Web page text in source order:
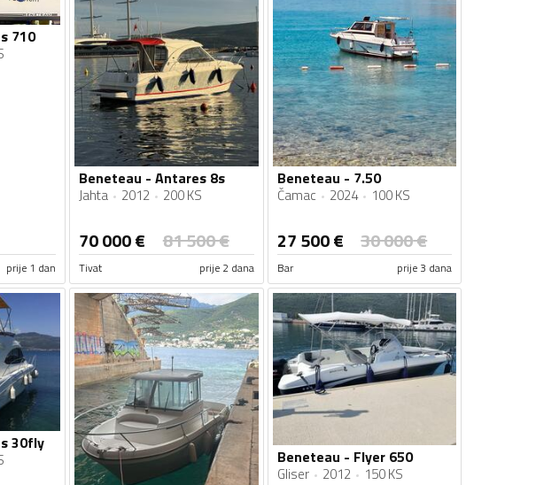
710
prije 1 dan
Beneteau - Antares 8s
Jahta 2012 200 KS
70 000€ 81 500€
Tivat prije 2 dana
Beneteau - 7.50
Čamac 2024 100 KS
27 500€ 30 000€
Bar prije 3 dana
30fly
Beneteau - Flyer 650
Gliser 2012 150 KS